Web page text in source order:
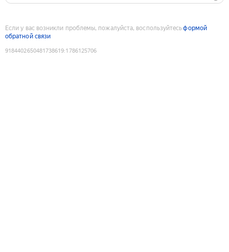
Если у вас возникли проблемы, пожалуйста, воспользуйтесьформой
обратной связи
9184402650481738619:1786125706